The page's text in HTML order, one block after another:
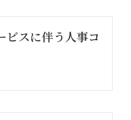
ビスに伴う人事コ